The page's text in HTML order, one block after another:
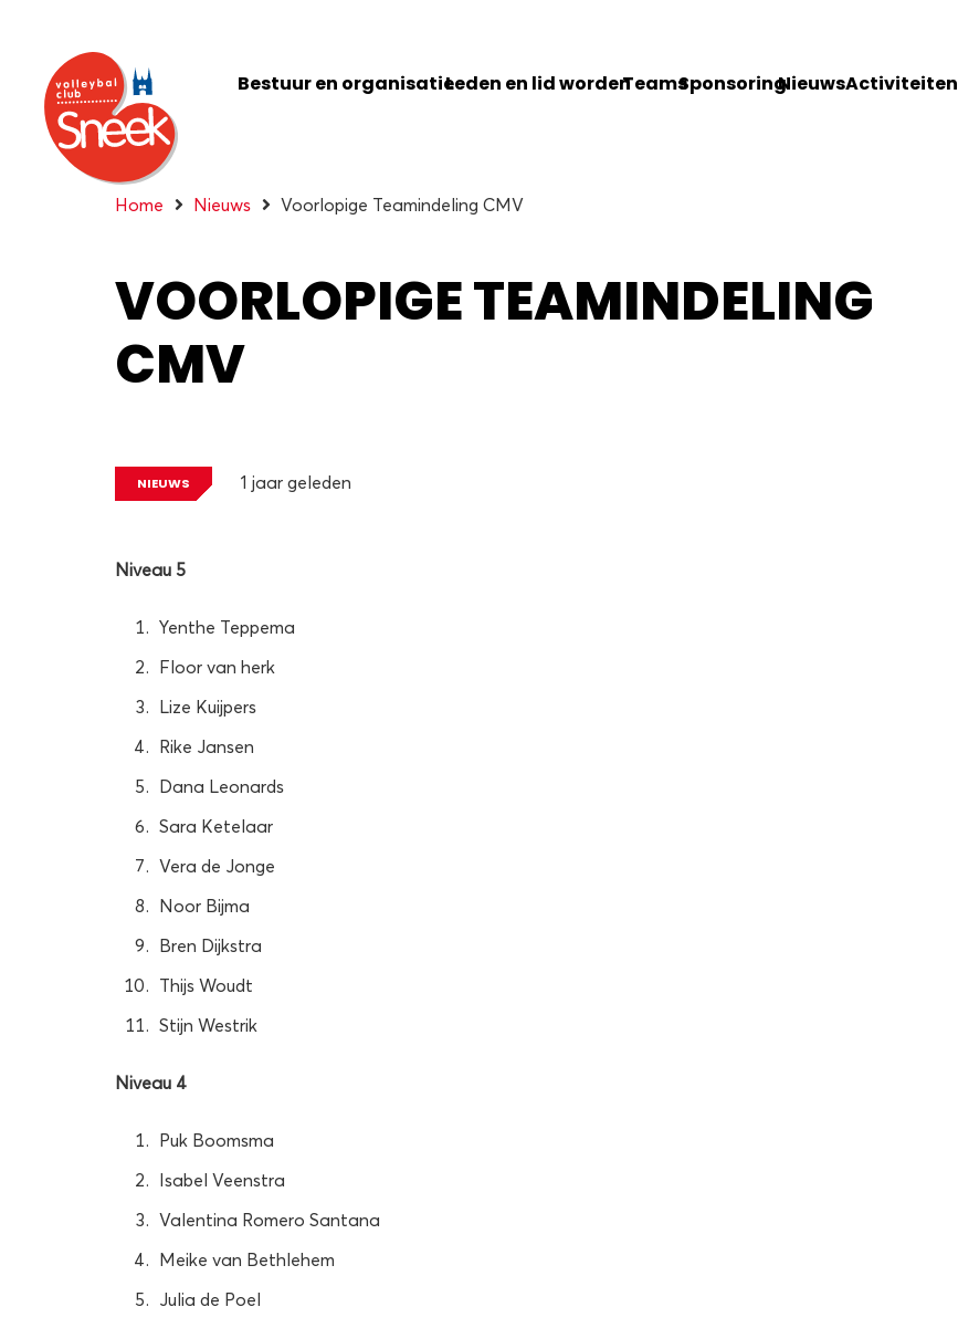
Bestuur en organisatieLeden en lid wordenTeamsSponsoringNieuwsActiviteiten
Home Nieuws Voorlopige Teamindeling CMV
VOORLOPIGE TEAMINDELING
CMV
NIEUWS 1 jaar geleden
Niveau 5
Yenthe Teppema
Floor van herk
Lize Kuijpers
Rike Jansen
Dana Leonards
Sara Ketelaar
Vera de Jonge
Noor Bijma
Bren Dijkstra
Thijs Woudt
Stijn Westrik
Niveau 4
Puk Boomsma
Isabel Veenstra
Valentina Romero Santana
Meike van Bethlehem
Julia de Poel